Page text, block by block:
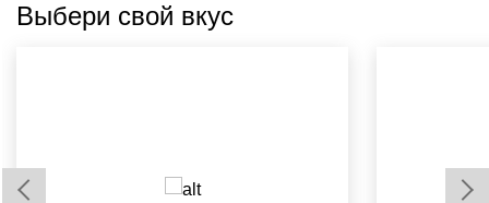
Выбери свой вкус